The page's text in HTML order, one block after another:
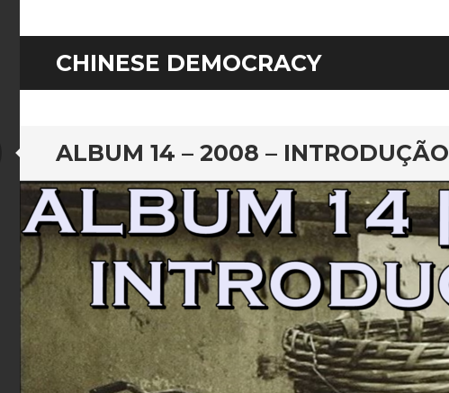
CHINESE DEMOCRACY
ALBUM 14 – 2008 – INTRODUÇÃO
Standard